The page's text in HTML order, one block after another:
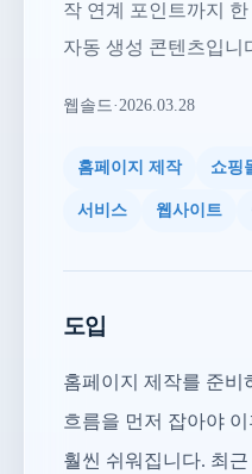
작 연계 포인트까지
자동 생성 콘텐츠입니
웹솔드·2026.03.28
홈페이지 제작 쇼핑
서비스 웹사이트
도입
홈페이지 제작를 준비
흐름을 먼저 잡아야
훨씬 쉬워집니다. 최